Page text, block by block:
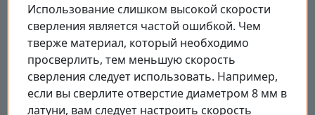
Использование слишком высокой скорости
сверления является частой ошибкой. Чем
тверже материал, который необходимо
просверлить, тем меньшую скорость
сверления следует использовать. Например,
если вы сверлите отверстие диаметром 8 мм в
латуни, вам следует настроить скорость